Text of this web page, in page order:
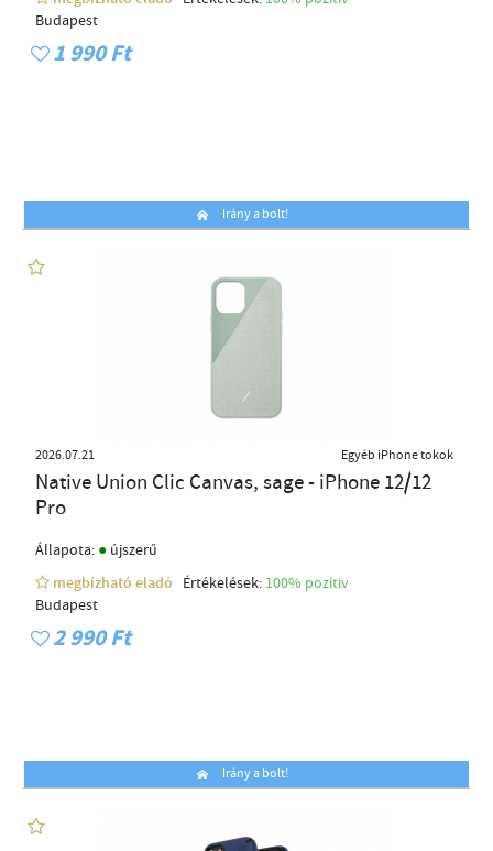
Budapest
1 990 Ft
Irány a bolt!
2026.07.21 Egyéb iPhone tokok
Native Union Clic Canvas, sage - iPhone 12/12
Pro
Állapota: ● újszerű
megbízható eladó
Értékelések: 100% pozítiv
Budapest
2 990 Ft
Irány a bolt!